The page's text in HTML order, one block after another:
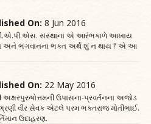
On: 8 Jun 2016
સંસ્થાના એ આરંભકાળે આખાય
અને ભગવાનના ભક્ત અર્થે શું ન થાય !’ એ આ
On: 22 May 2016
ઉપાસના-પ્રવર્તનના અજોડ
વીર સેવક એટલે પરમ ભક્તરાજ મોતીભાઈ.
ઉદાહરણ.